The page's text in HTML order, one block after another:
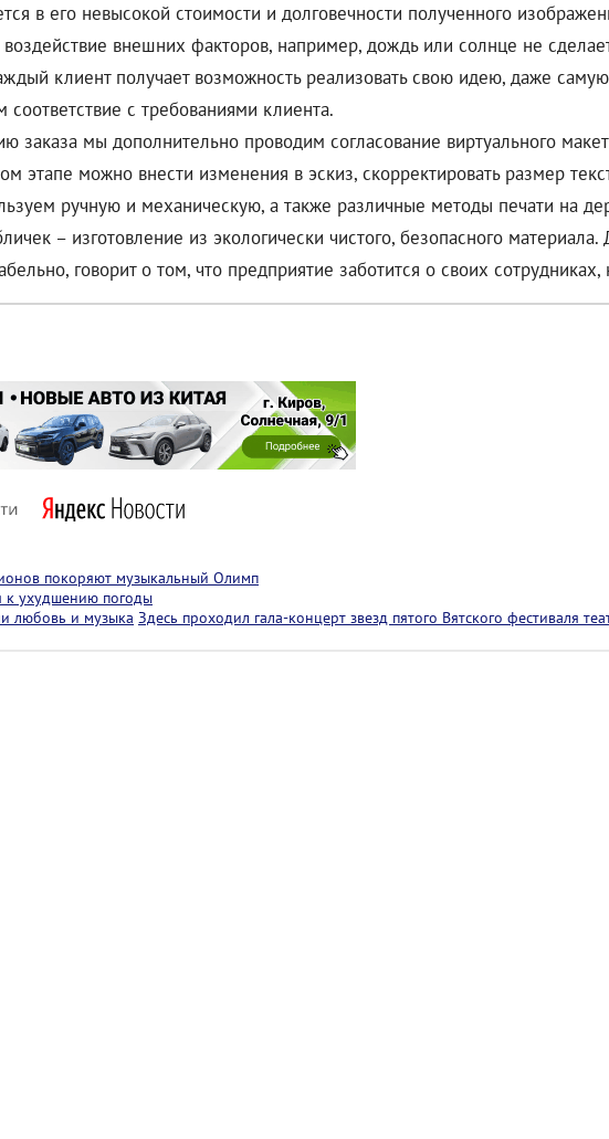
в его невысокой стоимости и долговечности полученного
воздействие внешних факторов, например, дождь или солнце не
клиент получает возможность реализовать свою идею, даже
с требованиями клиента.
заказа мы дополнительно проводим согласование виртуального
этапе можно внести изменения в эскиз, скорректировать размер
ручную и механическую, а также различные методы печати на
– изготовление из экологически чистого, безопасного
говорит о том, что предприятие заботится о своих
покоряют музыкальный Олимп
к ухудшению погоды
любовь и музыка Здесь проходил гала-концерт звезд пятого Вятского фестиваля